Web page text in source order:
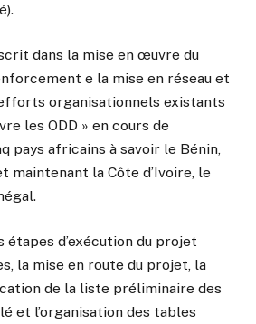
dans la mise en œuvre du
e la mise en réseau et
organisationnels existants
les ODD » en cours de
pays africains à savoir le Bénin,
maintenant la Côte d’Ivoire, le
étapes d’exécution du projet
la mise en route du projet, la
de la liste préliminaire des
et l’organisation des tables